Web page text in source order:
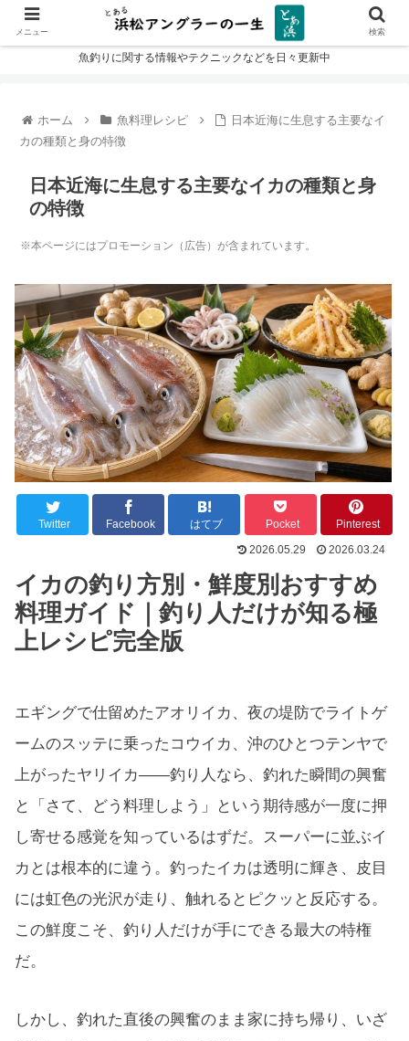
魚釣りに関する情報やテクニックなどを日々更新中
ホーム 魚料理レシピ
日本近海に生息する主要なイ
カの種類と身の特徴
日本近海に生息する主要なイカの種類と身
の特徴
※本ページにはプロモーション（広告）が含まれています。
Twitter Facebook はてブ Pocket
Pinterest
2026.05.29
2026.03.24
イカの釣り方別・鮮度別おすすめ
料理ガイド｜釣り人だけが知る極
上レシピ完全版
エギングで仕留めたアオリイカ、夜の堤防でライトゲ
ームのスッテに乗ったコウイカ、沖のひとつテンヤで
上がったヤリイカ——釣り人なら、釣れた瞬間の興奮
と「さて、どう料理しよう」という期待感が一度に押
し寄せる感覚を知っているはずだ。スーパーに並ぶイ
カとは根本的に違う。釣ったイカは透明に輝き、皮目
には虹色の光沢が走り、触れるとピクッと反応する。
この鮮度こそ、釣り人だけが手にできる最大の特権
だ。
しかし、釣れた直後の興奮のまま家に持ち帰り、いざ
メニュー 検索